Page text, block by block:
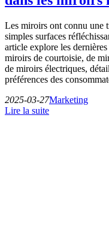
Les miroirs ont connu une
simples surfaces
article explore les
miroirs de courtoisie, de
de miroirs électriques,
préférences des
2025-03-27Marketing
Lire la suite